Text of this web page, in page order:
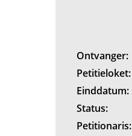
Ontvanger:
Petitieloket:
Einddatum:
Status:
Petitionaris: